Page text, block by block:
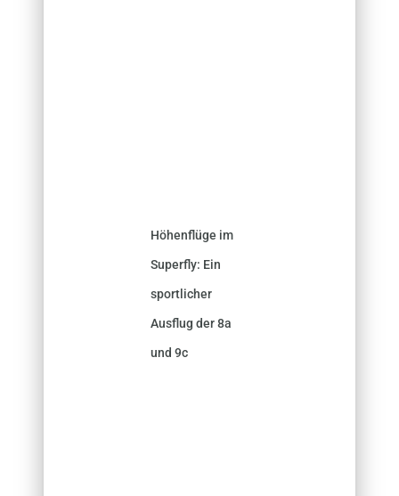
Höhenflüge im
Superfly: Ein
sportlicher
Ausflug der 8a
und 9c